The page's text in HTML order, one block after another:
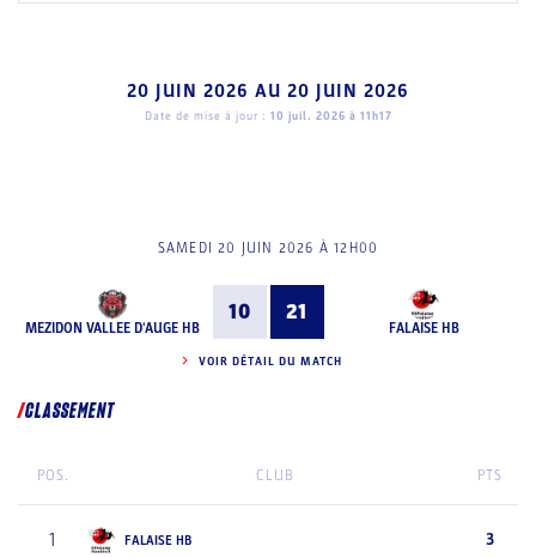
20 JUIN 2026 AU 20 JUIN 2026
Date de mise à jour : 10 juil. 2026 à 11h17
SAMEDI 20 JUIN 2026 À 12H00
MEZIDON VALLEE D'AUGE HB
10 21
FALAISE HB
VOIR DÉTAIL DU MATCH
CLASSEMENT
POS. CLUB PTS
1 FALAISE HB 3